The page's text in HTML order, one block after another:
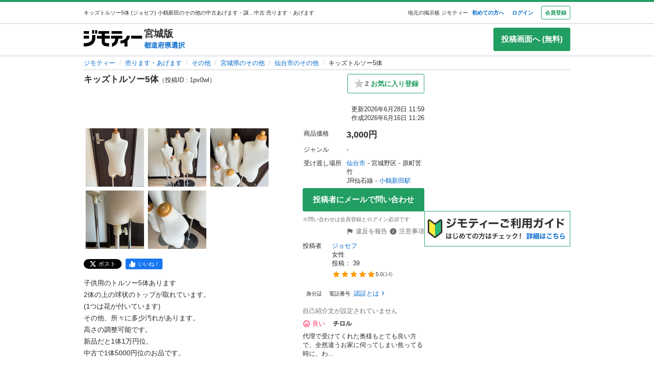
中古 売ります・あげます 地元の掲示板 ジモティー 初めての方へ ログイン 会員登録
宮城版
都道府県選択
投稿画面へ (無料)
ジモティー 売ります・あげます その他 宮城県のその他 仙台市のその他 キッズトルソー5体
キッズトルソー5体（投稿ID : 1pv0wl） 2 お気に入り登録
更新2026年6月28日 11:59
作成2026年6月16日 11:26
ポスト いいね！
子供用のトルソー5体あります
2体の上の球状のトップが取れています。
(1つは花が付いています)
その他、所々に多少汚れがあります。
高さの調整可能です。
新品だと1体1万円位、
中古で1体5000円位のお品です。
商品価格 3,000円
ジャンル
-
受け渡し場所
仙台市 - 宮城野区 - 原町苦
竹
JR仙石線 - 小鶴新田駅
投稿者にメールで問い合わせ
※問い合わせは会員登録とログイン必須です
違反を報告
注意事項
投稿者
ジョセフ
女性
投稿： 39
5.0(14)
身分証 電話番号 認証とは
自己紹介文が設定されていません
良い
チロル
代理で受けてくれた奥様もとても良い方
で、全然違うお家に伺ってしまい焦ってる
時に、わ...